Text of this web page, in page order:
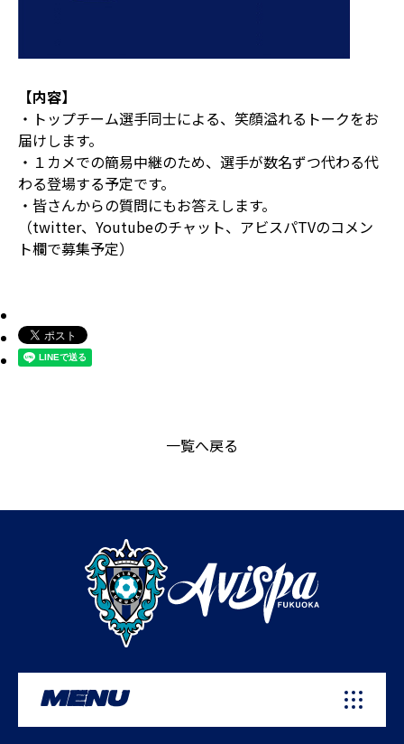
【内容】
・トップチーム選手同士による、笑顔溢れるトークをお
届けします。
・１カメでの簡易中継のため、選手が数名ずつ代わる代
わる登場する予定です。
・皆さんからの質問にもお答えします。
（twitter、Youtubeのチャット、アビスパTVのコメン
ト欄で募集予定）
一覧へ戻る
MENU